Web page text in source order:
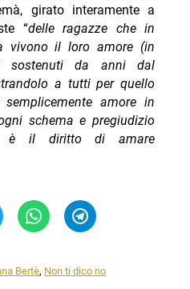
girato interamente a
“delle ragazze che in
vivono il loro amore (in
sostenuti da anni dal
a tutti per quello
amore in
schema e pregiudizio
è il diritto di amare
Bertè, Non ti dico no